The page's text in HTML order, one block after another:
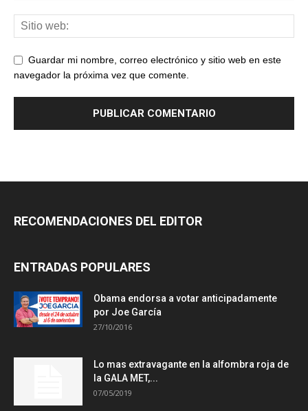
Guardar mi nombre, correo electrónico y sitio web en este
navegador la próxima vez que comente.
RECOMENDACIONES DEL EDITOR
ENTRADAS POPULARES
Obama endorsa a votar anticipadamente
por Joe García
27/10/2016
Lo mas extravagante en la alfombra roja de
la GALA MET,...
07/05/2019